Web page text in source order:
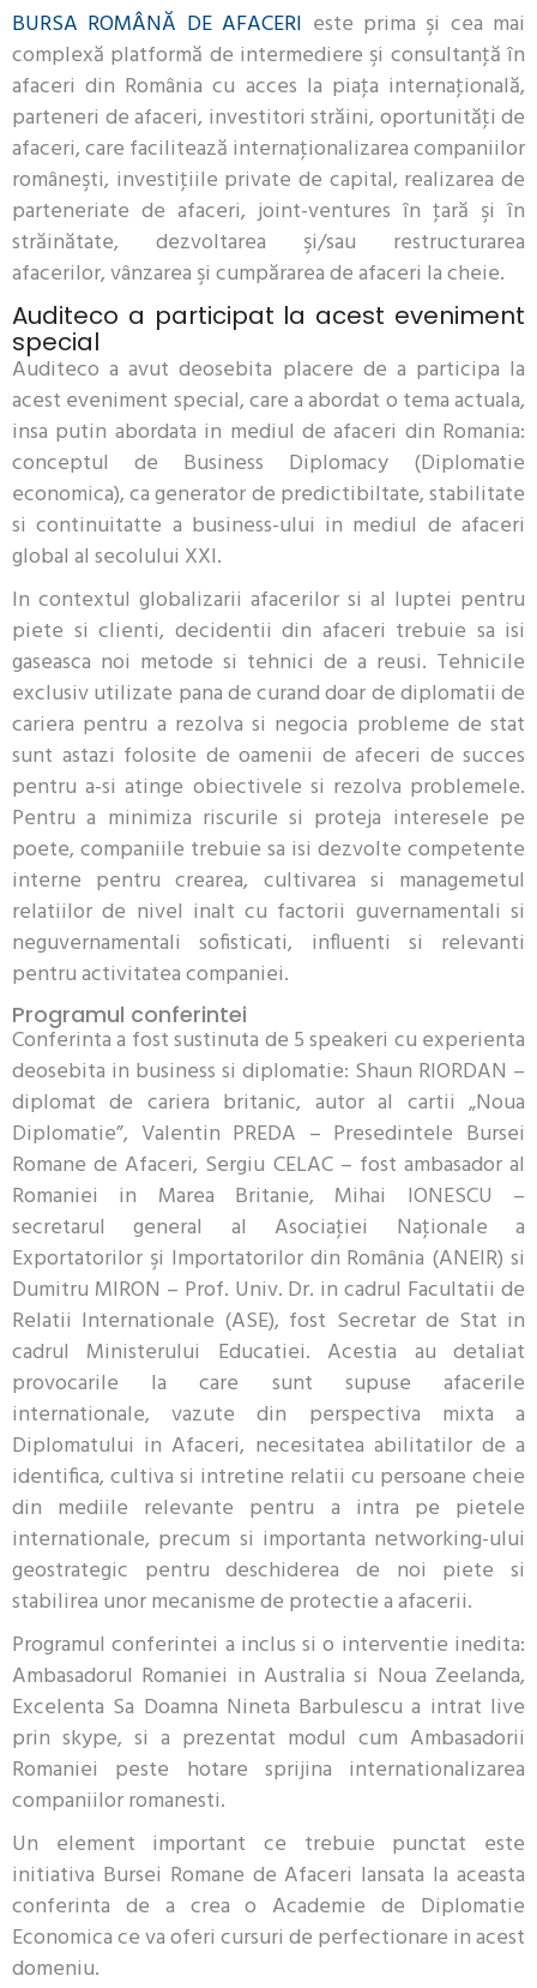
BURSA ROMÂNĂ DE AFACERI este prima şi cea mai
complexă platformă de intermediere şi consultanţă în
afaceri din România cu acces la piaţa internaţională,
parteneri de afaceri, investitori străini, oportunităţi de
afaceri, care facilitează internaţionalizarea companiilor
româneşti, investiţiile private de capital, realizarea de
parteneriate de afaceri, joint-ventures în ţară şi în
străinătate, dezvoltarea şi/sau restructurarea
afacerilor, vânzarea şi cumpărarea de afaceri la cheie.
Auditeco a participat la acest eveniment
special
Auditeco a avut deosebita placere de a participa la
acest eveniment special, care a abordat o tema actuala,
insa putin abordata in mediul de afaceri din Romania:
conceptul de Business Diplomacy (Diplomatie
economica), ca generator de predictibiltate, stabilitate
si continuitatte a business-ului in mediul de afaceri
global al secolului XXI.
In contextul globalizarii afacerilor si al luptei pentru
piete si clienti, decidentii din afaceri trebuie sa isi
gaseasca noi metode si tehnici de a reusi. Tehnicile
exclusiv utilizate pana de curand doar de diplomatii de
cariera pentru a rezolva si negocia probleme de stat
sunt astazi folosite de oamenii de afeceri de succes
pentru a-si atinge obiectivele si rezolva problemele.
Pentru a minimiza riscurile si proteja interesele pe
poete, companiile trebuie sa isi dezvolte competente
interne pentru crearea, cultivarea si managemetul
relatiilor de nivel inalt cu factorii guvernamentali si
neguvernamentali sofisticati, influenti si relevanti
pentru activitatea companiei.
Programul conferintei
Conferinta a fost sustinuta de 5 speakeri cu experienta
deosebita in business si diplomatie: Shaun RIORDAN –
diplomat de cariera britanic, autor al cartii „Noua
Diplomatie”, Valentin PREDA – Presedintele Bursei
Romane de Afaceri, Sergiu CELAC – fost ambasador al
Romaniei in Marea Britanie, Mihai IONESCU –
secretarul general al Asociaţiei Naţionale a
Exportatorilor şi Importatorilor din România (ANEIR) si
Dumitru MIRON – Prof. Univ. Dr. in cadrul Facultatii de
Relatii Internationale (ASE), fost Secretar de Stat in
cadrul Ministerului Educatiei. Acestia au detaliat
provocarile la care sunt supuse afacerile
internationale, vazute din perspectiva mixta a
Diplomatului in Afaceri, necesitatea abilitatilor de a
identifica, cultiva si intretine relatii cu persoane cheie
din mediile relevante pentru a intra pe pietele
internationale, precum si importanta networking-ului
geostrategic pentru deschiderea de noi piete si
stabilirea unor mecanisme de protectie a afacerii.
Programul conferintei a inclus si o interventie inedita:
Ambasadorul Romaniei in Australia si Noua Zeelanda,
Excelenta Sa Doamna Nineta Barbulescu a intrat live
prin skype, si a prezentat modul cum Ambasadorii
Romaniei peste hotare sprijina internationalizarea
companiilor romanesti.
Un element important ce trebuie punctat este
initiativa Bursei Romane de Afaceri lansata la aceasta
conferinta de a crea o Academie de Diplomatie
Economica ce va oferi cursuri de perfectionare in acest
domeniu.